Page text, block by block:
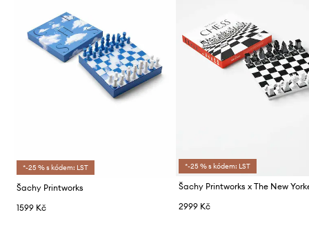
*-25 % s kódem: LST
Šachy Printworks
1599 Kč
*-25 % s kódem: LST
2999 Kč